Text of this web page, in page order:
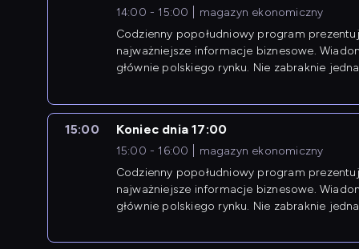
14:00 - 15:00
magazyn ekonomiczny
Codzienny popołudniowy program
najważniejsze informacje biznesowe.
głównie polskiego rynku. Nie zabraknie
15:00 Koniec dnia 17:00
15:00 - 16:00
magazyn ekonomiczny
Codzienny popołudniowy program
najważniejsze informacje biznesowe.
głównie polskiego rynku. Nie zabraknie